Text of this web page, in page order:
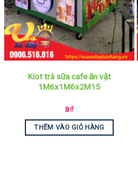
Kiot trà sữa cafe ăn vặt
1M6x1M6x2M15
9₫
THÊM VÀO GIỎ HÀNG